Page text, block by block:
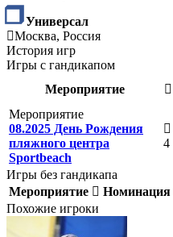
Универсал
Москва, Россия
История игр
Игры с гандикапом
Мероприятие
Мероприятие
08.2025 День Рождения
пляжного центра
Sportbeach
4
Игры без гандикапа
Мероприятие
Номинация
Похожие игроки